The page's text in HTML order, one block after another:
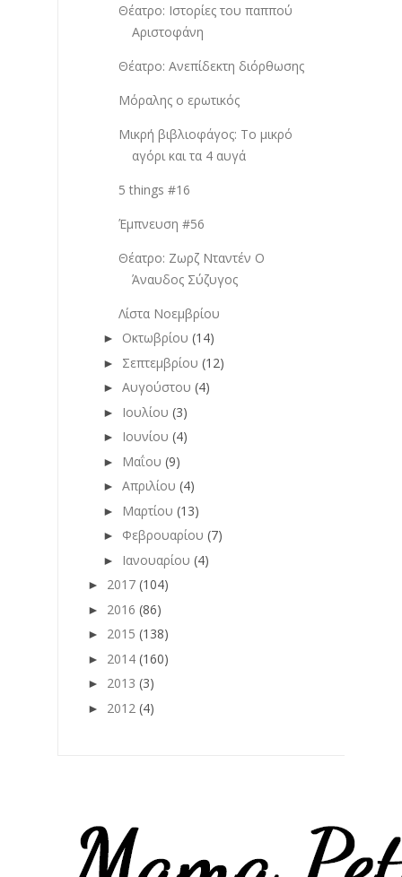
Θέατρο: Ιστορίες του παππού
Αριστοφάνη
Θέατρο: Ανεπίδεκτη διόρθωσης
Μόραλης ο ερωτικός
Μικρή βιβλιοφάγος: Το μικρό
αγόρι και τα 4 αυγά
5 things #16
Έμπνευση #56
Θέατρο: Ζωρζ Νταντέν Ο
Άναυδος Σύζυγος
Λίστα Νοεμβρίου
► Οκτωβρίου (14)
► Σεπτεμβρίου (12)
► Αυγούστου (4)
► Ιουλίου (3)
► Ιουνίου (4)
► Μαΐου (9)
► Απριλίου (4)
► Μαρτίου (13)
► Φεβρουαρίου (7)
► Ιανουαρίου (4)
► 2017 (104)
► 2016 (86)
► 2015 (138)
► 2014 (160)
► 2013 (3)
► 2012 (4)